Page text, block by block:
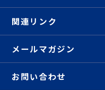
関連リンク
メールマガジン
お問い合わせ